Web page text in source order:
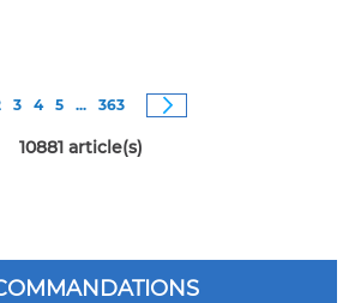
êtes actuellement sur la page
Page
3 Page
4 Page
5 ... Page
363
10881article(s)